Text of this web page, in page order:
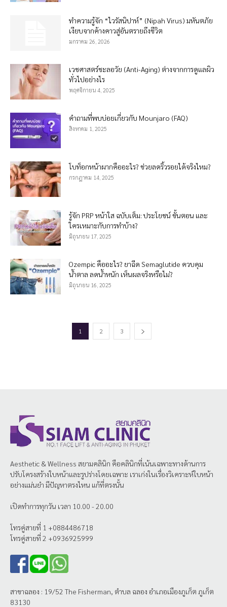
ทำความรู้จัก “ไวรัสนิปาห์” (Nipah Virus) มหันตภัย
เงียบจากค้างคาวสู่อันตรายถึงชีวิต
มกราคม 26, 2026
เวชศาสตร์ชะลอวัย (Anti-Aging) ต่างจากการดูแลผิว
ทั่วไปอย่างไร
พฤศจิกายน 4, 2025
คำถามที่พบบ่อยเกี่ยวกับ Mounjaro (FAQ)
สิงหาคม 1, 2025
โบท็อกหน้าผากคืออะไร? ช่วยลดริ้วรอยได้จริงไหม?
กรกฎาคม 14, 2025
รู้จัก PRP หน้าใส ฉบับเต็ม: ประโยชน์ ขั้นตอน และ
ใครเหมาะกับการทำบ้าง?
มิถุนายน 17, 2025
Ozempic คืออะไร? ยาฉีด Semaglutide ควบคุม
น้ำตาล ลดน้ำหนัก เห็นผลจริงหรือไม่?
มิถุนายน 16, 2025
1 2 3
Aesthetic & Wellness สยามคลินิก คือคลินิกที่เน้นเฉพาะทางด้านการ
ปรับโครงสร้างใบหน้าและรูปร่างโดยเฉพาะ เราเก่งในเรื่องวิเคราะห์ใบหน้า
อย่างแม่นยำ มีปัญหาตรงไหน แก้ที่ตรงนั้น
เปิดทำการทุกวัน เวลา 10.00 - 20.00
โทรคู่สายที่ 1 +0884486718
โทรคู่สายที่ 2 +0936925999
สาขาฉลอง : 19/52 The Fisherman, ตำบล ฉลอง อำเภอเมืองภูเก็ต ภูเก็ต
83130